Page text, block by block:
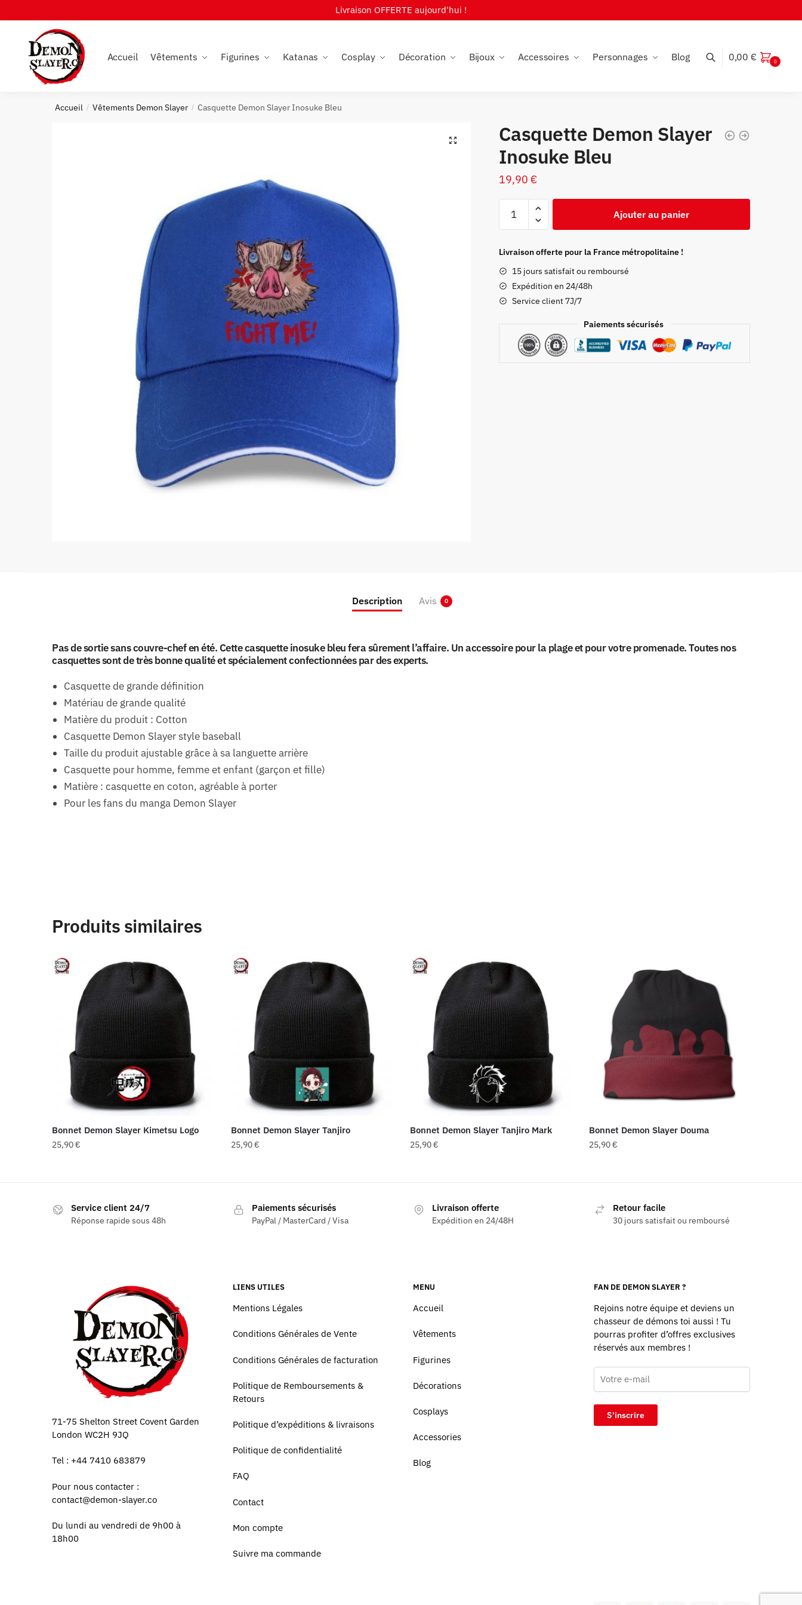
to
navigation
to
Livraison OFFERTE aujourd'hui !
Accueil Vêtements Figurines Katanas Cosplay Décoration Bijoux Accessoires Personnages Blog 0,00 € 0
Accueil / Vêtements Demon Slayer / Casquette Demon Slayer Inosuke Bleu
🔍
Casquette Demon Slayer
Inosuke Bleu
19,90 €
Demon
Slayer
Inosuke
Bleu
Ajouter au panier
Livraison offerte pour la France métropolitaine !
15 jours satisfait ou remboursé
Expédition en 24/48h
Service client 7J/7
Paiements sécurisés
Description Avis 0
Pas de sortie sans couvre-chef en été. Cette casquette inosuke bleu fera sûrement l’affaire. Un accessoire pour la plage et pour votre promenade. Toutes nos
casquettes sont de très bonne qualité et spécialement confectionnées par des experts.
Casquette de grande définition
Matériau de grande qualité
Matière du produit : Cotton
Casquette Demon Slayer style baseball
Taille du produit ajustable grâce à sa languette arrière
Casquette pour homme, femme et enfant (garçon et fille)
Matière : casquette en coton, agréable à porter
Pour les fans du manga Demon Slayer
Produits similaires
Bonnet Demon Slayer Kimetsu Logo
25,90€
Bonnet Demon Slayer Tanjiro
25,90€
Bonnet Demon Slayer Tanjiro Mark
25,90€
Bonnet Demon Slayer Douma
25,90€
Service client 24/7
Réponse rapide sous 48h
Paiements sécurisés
PayPal / MasterCard / Visa
Livraison offerte
Expédition en 24/48H
Retour facile
30 jours satisfait ou remboursé
71-75 Shelton Street Covent Garden
London WC2H 9JQ
Tel : +44 7410 683879
Pour nous contacter :
contact@demon-slayer.co
Du lundi au vendredi de 9h00 à
18h00
LIENS UTILES
Mentions Légales
Conditions Générales de Vente
Conditions Générales de facturation
Politique de Remboursements &
Retours
Politique d’expéditions & livraisons
Politique de confidentialité
FAQ
Contact
Mon compte
Suivre ma commande
MENU
Accueil
Vêtements
Figurines
Décorations
Cosplays
Accessories
Blog
FAN DE DEMON SLAYER ?
Rejoins notre équipe et deviens un
chasseur de démons toi aussi ! Tu
pourras profiter d’offres exclusives
réservés aux membres !